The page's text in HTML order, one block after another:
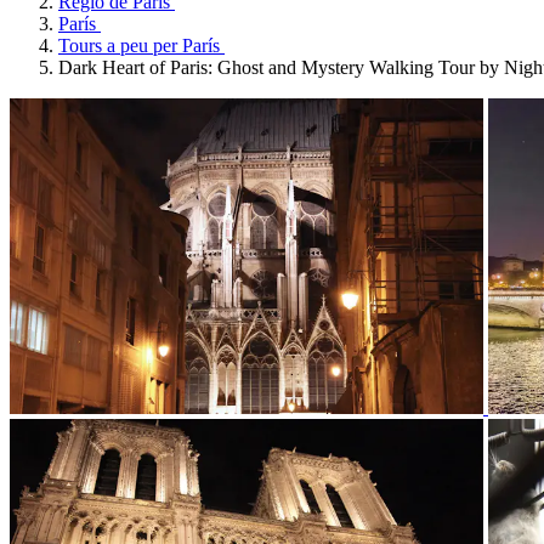
París
Tours a peu per París
Dark Heart of Paris: Ghost and Mystery Walking Tour by